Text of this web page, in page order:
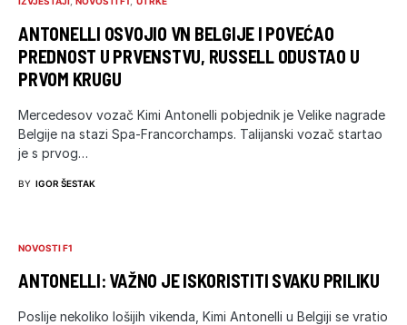
ANTONELLI OSVOJIO VN BELGIJE I POVEĆAO
PREDNOST U PRVENSTVU, RUSSELL ODUSTAO U
PRVOM KRUGU
Mercedesov vozač Kimi Antonelli pobjednik je Velike nagrade
Belgije na stazi Spa-Francorchamps. Talijanski vozač startao
je s prvog…
BY IGOR ŠESTAK
NOVOSTI F1
ANTONELLI: VAŽNO JE ISKORISTITI SVAKU PRILIKU
Poslije nekoliko lošijih vikenda, Kimi Antonelli u Belgiji se vratio